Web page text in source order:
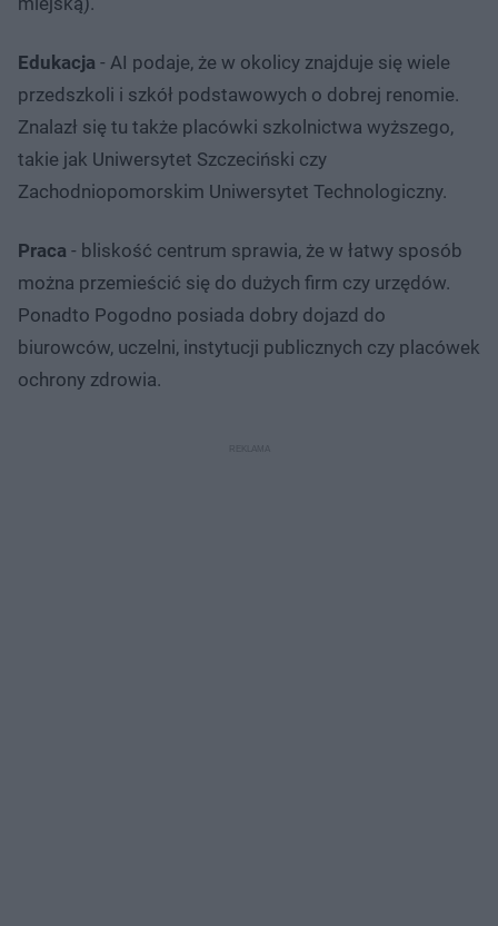
Edukacja - AI podaje, że w okolicy znajduje się wiele
przedszkoli i szkół podstawowych o dobrej renomie.
Znalazł się tu także placówki szkolnictwa wyższego,
takie jak Uniwersytet Szczeciński czy
Zachodniopomorskim Uniwersytet Technologiczny.
Praca - bliskość centrum sprawia, że w łatwy sposób
można przemieścić się do dużych firm czy urzędów.
Ponadto Pogodno posiada dobry dojazd do
biurowców, uczelni, instytucji publicznych czy placówek
ochrony zdrowia.